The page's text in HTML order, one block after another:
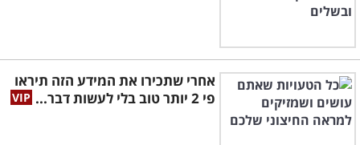
אחרי שתכירו את המידע הזה תיראו
פי 2 יותר טוב בלי לעשות דבר...